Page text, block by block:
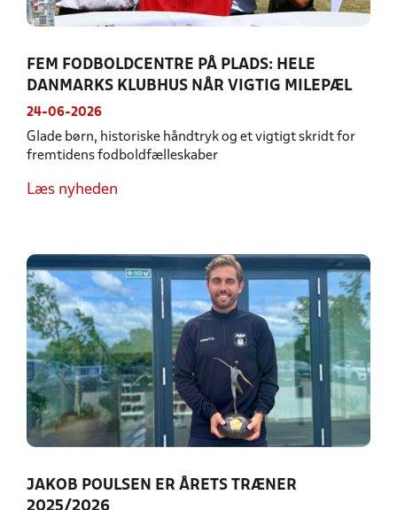
FEM FODBOLDCENTRE PÅ PLADS: HELE
DANMARKS KLUBHUS NÅR VIGTIG MILEPÆL
24-06-2026
Glade børn, historiske håndtryk og et vigtigt skridt for
fremtidens fodboldfælleskaber
Læs nyheden
JAKOB POULSEN ER ÅRETS TRÆNER
2025/2026